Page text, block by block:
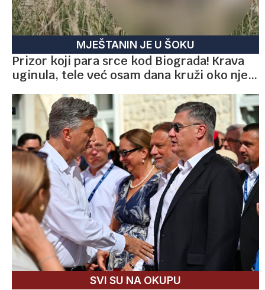
MJEŠTANIN JE U ŠOKU
Prizor koji para srce kod Biograda! Krava
uginula, tele već osam dana kruži oko nje…
SVI SU NA OKUPU